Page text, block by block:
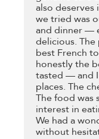
also deserves
we tried was
and dinner —
delicious.
best French
honestly the
tasted — and I
places. The
The food was
interest in
We had a
without